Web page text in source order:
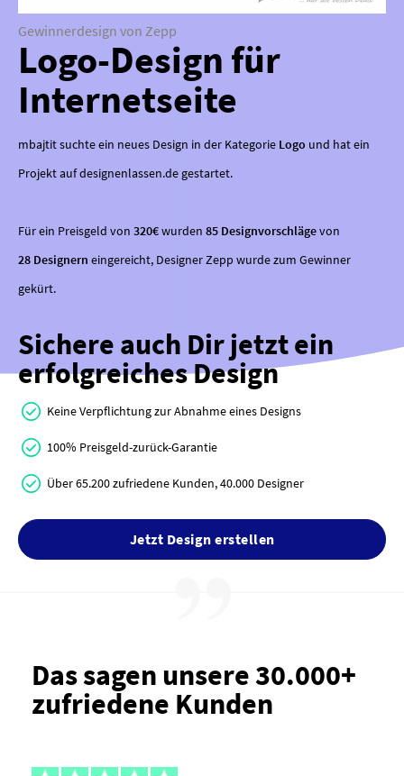
Gewinnerdesign von Zepp
Logo-Design für
Internetseite
mbajtit suchte ein neues Design in der Kategorie Logo und hat ein
Projekt auf designenlassen.de gestartet.
Für ein Preisgeld von 320€wurden 85 Designvorschlägevon
28 Designern eingereicht, Designer Zepp wurde zum Gewinner
gekürt.
Sichere auch Dir jetzt ein
erfolgreiches Design
Keine Verpflichtung zur Abnahme eines Designs
100% Preisgeld-zurück-Garantie
Über 65.200 zufriedene Kunden, 40.000 Designer
Jetzt Design erstellen
Das sagen unsere 30.000+
zufriedene Kunden